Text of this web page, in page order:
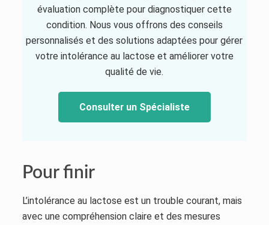
évaluation complète pour diagnostiquer cette
condition. Nous vous offrons des conseils
personnalisés et des solutions adaptées pour gérer
votre intolérance au lactose et améliorer votre
qualité de vie.
Consulter un Spécialiste
Pour finir
L’intolérance au lactose est un trouble courant, mais
avec une compréhension claire et des mesures